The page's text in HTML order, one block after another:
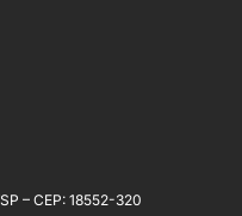
– CEP: 18552-320